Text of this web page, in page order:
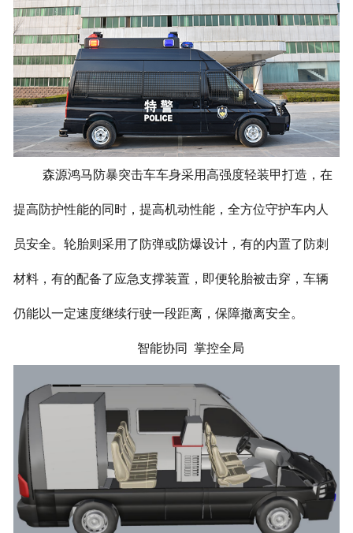
森源鸿马防暴突击车车身采用高强度轻装甲打造，在
提高防护性能的同时，提高机动性能，全方位守护车内人
员安全。轮胎则采用了防弹或防爆设计，有的内置了防刺
材料，有的配备了应急支撑装置，即便轮胎被击穿，车辆
仍能以一定速度继续行驶一段距离，保障撤离安全。
智能协同 掌控全局